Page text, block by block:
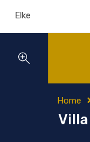
Home